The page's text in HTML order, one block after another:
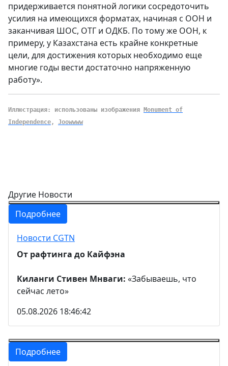
придерживается понятной логики сосредоточить
усилия на имеющихся форматах, начиная с ООН и
заканчивая ШОС, ОТГ и ОДКБ. По тому же ООН, к
примеру, у Казахстана есть крайне конкретные
цели, для достижения которых необходимо еще
многие годы вести достаточно напряженную
работу».
Иллюстрация: использованы изображения
Monument of
Independence, Joowwww
Другие Новости
Подробнее
Новости CGTN
От рафтинга до Кайфэна
Киланги Стивен Мнваги: «Забываешь, что
сейчас лето»
05.08.2026 18:46:42
Подробнее